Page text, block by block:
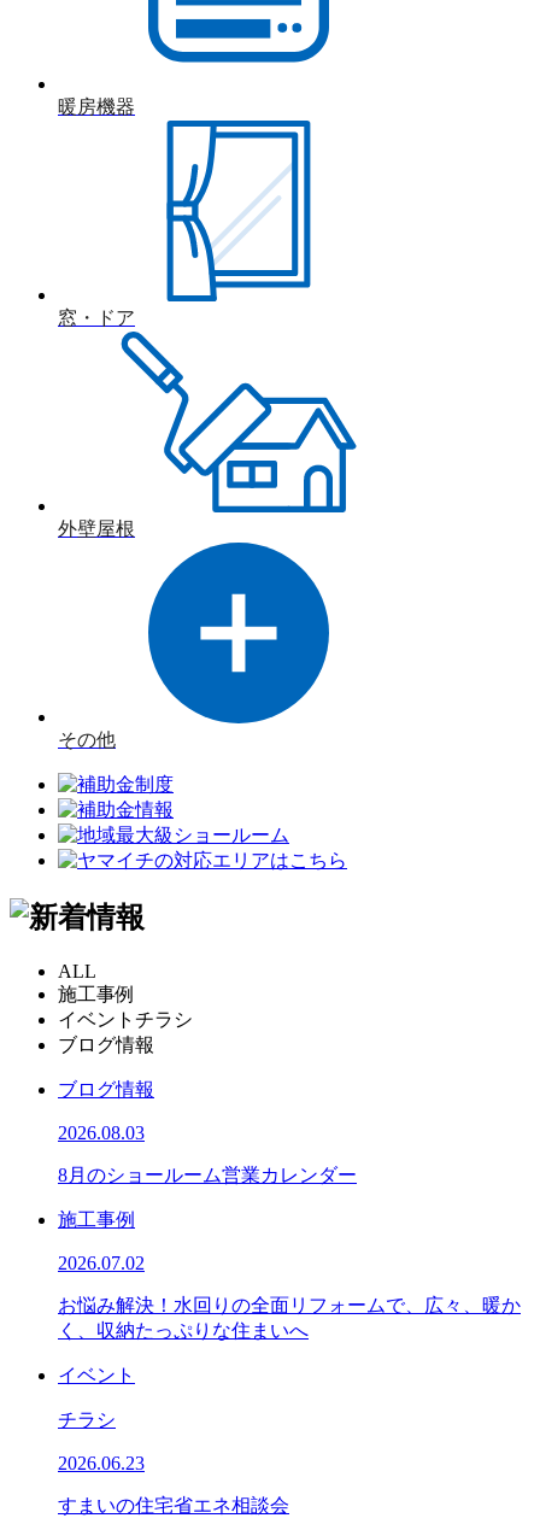
暖房機器
窓・ドア
外壁屋根
その他
ALL
施工事例
イベントチラシ
ブログ情報
ブログ情報
2026.08.03
8月のショールーム営業カレンダー
施工事例
2026.07.02
お悩み解決！水回りの全面リフォームで、広々、暖か
く、収納たっぷりな住まいへ
イベント
チラシ
2026.06.23
すまいの住宅省エネ相談会